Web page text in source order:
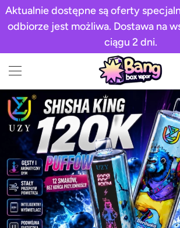
Aktualnie dostępne są oferty
odbiorze jest możliwa. Dostawa na
ciągu 2 dni.